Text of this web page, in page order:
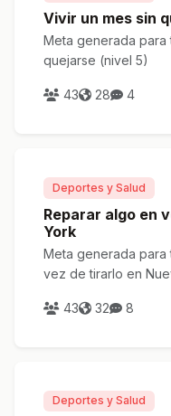
Vivir un mes sin
Meta generada para
quejarse (nivel 5)
43 28 4
Deportes y Salud
Reparar algo en
York
Meta generada para
vez de tirarlo en
43 32 8
Deportes y Salud